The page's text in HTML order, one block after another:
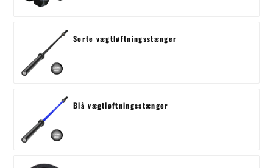
Sorte vægtløftningsstænger
Blå vægtløftningsstænger